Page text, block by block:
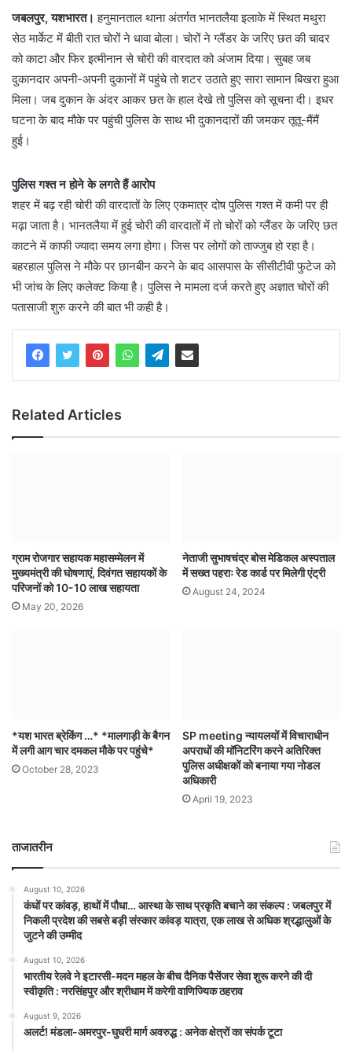
जबलपुर, यशभारत। हनुमानताल थाना अंतर्गत भानतलैया इलाके में स्थित मथुरा
सेठ मार्केट में बीती रात चोरों ने धावा बोला। चोरों ने ग्लैंडर के जरिए छत की चादर
को काटा और फिर इत्मीनान से चोरी की वारदात को अंजाम दिया। सुबह जब
दुकानदार अपनी-अपनी दुकानों में पहुंचे तो शटर उठाते हुए सारा सामान बिखरा हुआ
मिला। जब दुकान के अंदर आकर छत के हाल देखे तो पुलिस को सूचना दी। इधर
घटना के बाद मौके पर पहुंची पुलिस के साथ भी दुकानदारों की जमकर तूतू-मैंमैं
हुई।
पुलिस गश्त न होने के लगते हैं आरोप
शहर में बढ़ रही चोरी की वारदातों के लिए एकमात्र दोष पुलिस गश्त में कमी पर ही
मढ़ा जाता है। भानतलैया में हुई चोरी की वारदातों में तो चोरों को ग्लैंडर के जरिए छत
काटने में काफी ज्यादा समय लगा होगा। जिस पर लोगों को ताज्जुब हो रहा है।
बहरहाल पुलिस ने मौके पर छानबीन करने के बाद आसपास के सीसीटीवी फुटेज को
भी जांच के लिए कलेक्ट किया है। पुलिस ने मामला दर्ज करते हुए अज्ञात चोरों की
पतासाजी शुरु करने की बात भी कही है।
Related Articles
ग्राम रोजगार सहायक महासम्मेलन में
मुख्यमंत्री की घोषणाएं, दिवंगत सहायकों के
परिजनों को 10-10 लाख सहायता
May 20, 2026
नेताजी सुभाषचंद्र बोस मेडिकल अस्पताल
में सख्त पहराः रेड कार्ड पर मिलेगी एंट्री
August 24, 2024
*यश भारत ब्रेकिंग …* *मालगाड़ी के बैगन
में लगी आग चार दमकल मौके पर पहुंचे*
October 28, 2023
SP meeting न्यायलयों में विचाराधीन
अपराधों की मॉनिटरिंग करने अतिरिक्त
पुलिस अधीक्षकों को बनाया गया नोडल
अधिकारी
April 19, 2023
ताजातरीन
August 10, 2026
कंधों पर कांवड़, हाथों में पौधा… आस्था के साथ प्रकृति बचाने का संकल्प : जबलपुर में
निकली प्रदेश की सबसे बड़ी संस्कार कांवड़ यात्रा, एक लाख से अधिक श्रद्धालुओं के
जुटने की उम्मीद
August 10, 2026
भारतीय रेलवे ने इटारसी-मदन महल के बीच दैनिक पैसेंजर सेवा शुरू करने की दी
स्वीकृति : नरसिंहपुर और श्रीधाम में करेगी वाणिज्यिक ठहराव
August 9, 2026
अलर्ट! मंडला-अमरपुर-घुघरी मार्ग अवरुद्ध : अनेक क्षेत्रों का संपर्क टूटा